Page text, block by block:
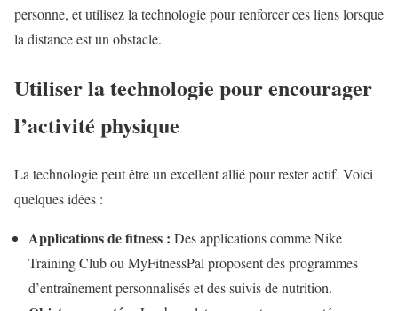
personne, et utilisez la technologie pour renforcer ces liens lorsque
la distance est un obstacle.
Utiliser la technologie pour encourager
l’activité physique
La technologie peut être un excellent allié pour rester actif. Voici
quelques idées :
Applications de fitness : Des applications comme Nike
Training Club ou MyFitnessPal proposent des programmes
d’entraînement personnalisés et des suivis de nutrition.